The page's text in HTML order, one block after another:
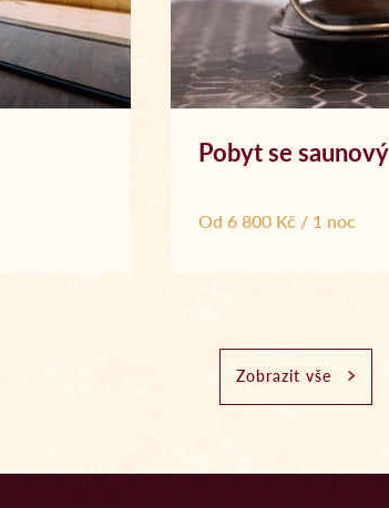
Pobyt se
Od 6 800 Kč / 1 noc
Zobrazit vše